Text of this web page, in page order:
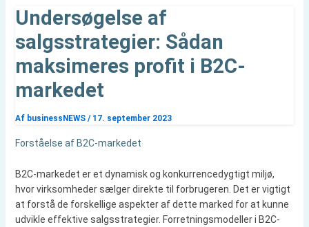
Undersøgelse af
salgsstrategier: Sådan
maksimeres profit i B2C-
markedet
Af businessNEWS / 17. september 2023
Forståelse af B2C-markedet
B2C-markedet er et dynamisk og konkurrencedygtigt miljø,
hvor virksomheder sælger direkte til forbrugeren. Det er vigtigt
at forstå de forskellige aspekter af dette marked for at kunne
udvikle effektive salgsstrategier. Forretningsmodeller i B2C-